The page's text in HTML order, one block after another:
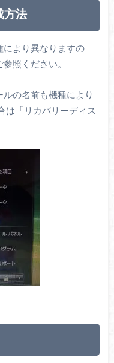
方法
により異なりますの
照ください。
の名前も機種により
は「リカバリーディス